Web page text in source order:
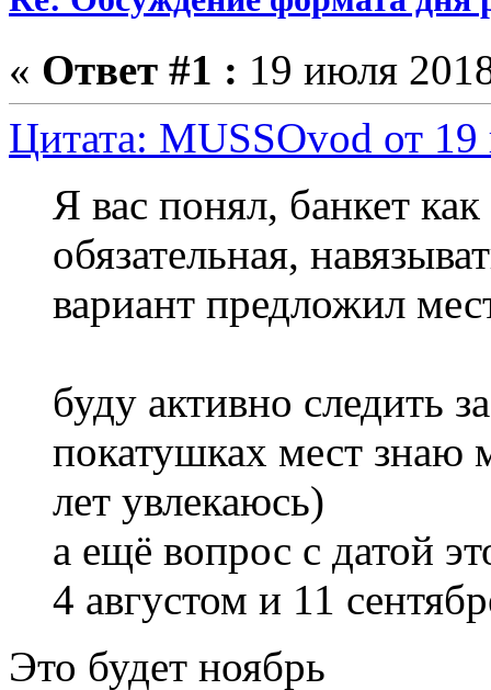
« Ответ #1 : 19 июля
Цитата: MUSSOvod от
Я вас понял, банкет
обязательная,
вариант предложил
буду активно следить
покатушках мест
лет увлекаюсь)
а ещё вопрос с датой
4 августом и 11
Это будет ноябрь